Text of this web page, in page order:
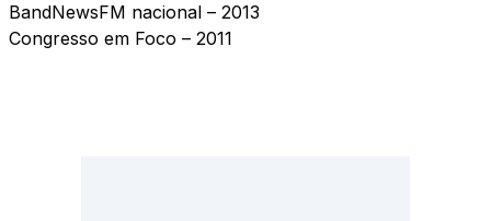
BandNewsFM nacional – 2013
Congresso em Foco – 2011